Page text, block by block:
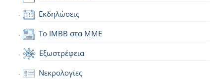
Εκδηλώσεις
Το IMBB στα ΜΜΕ
Εξωστρέφεια
Νεκρολογίες